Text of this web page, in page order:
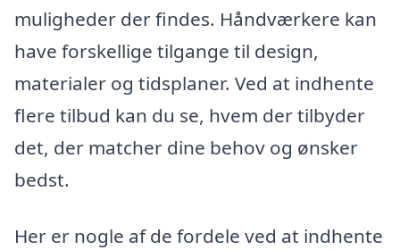
muligheder der findes. Håndværkere kan
have forskellige tilgange til design,
materialer og tidsplaner. Ved at indhente
flere tilbud kan du se, hvem der tilbyder
det, der matcher dine behov og ønsker
bedst.
Her er nogle af de fordele ved at indhente